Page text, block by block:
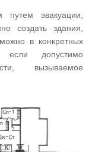
путем эвакуации,
создать здания,
в конкретных
если допустимо
вызываемое